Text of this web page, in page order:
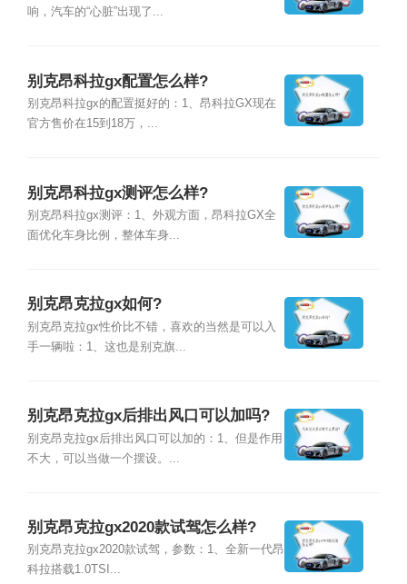
响，汽车的“心脏”出现了...
别克昂科拉gx配置怎么样?
别克昂科拉gx的配置挺好的：1、昂科拉GX现在
官方售价在15到18万，...
别克昂科拉gx测评怎么样?
别克昂科拉gx测评：1、外观方面，昂科拉GX全
面优化车身比例，整体车身...
别克昂克拉gx如何?
别克昂克拉gx性价比不错，喜欢的当然是可以入
手一辆啦：1、这也是别克旗...
别克昂克拉gx后排出风口可以加吗?
别克昂克拉gx后排出风口可以加的：1、但是作用
不大，可以当做一个摆设。...
别克昂克拉gx2020款试驾怎么样?
别克昂克拉gx2020款试驾，参数：1、全新一代昂
科拉搭载1.0TSI...